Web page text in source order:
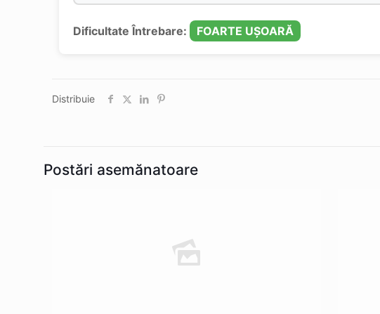
Dificultate Întrebare: FOARTE UȘOARĂ
Distribuie
Postări asemănatoare